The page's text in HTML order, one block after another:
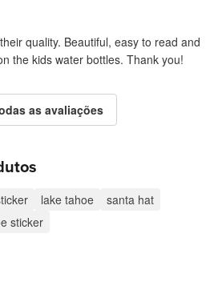
quality. Beautiful, easy to read and
the kids water bottles. Thank you!
as avaliações
lake tahoe
santa hat
sticker